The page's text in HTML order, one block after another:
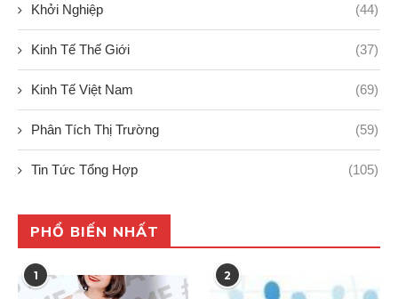
Khởi Nghiệp (44)
Kinh Tế Thế Giới (37)
Kinh Tế Việt Nam (69)
Phân Tích Thị Trường (59)
Tin Tức Tổng Hợp (105)
PHỔ BIẾN NHẤT
1 2